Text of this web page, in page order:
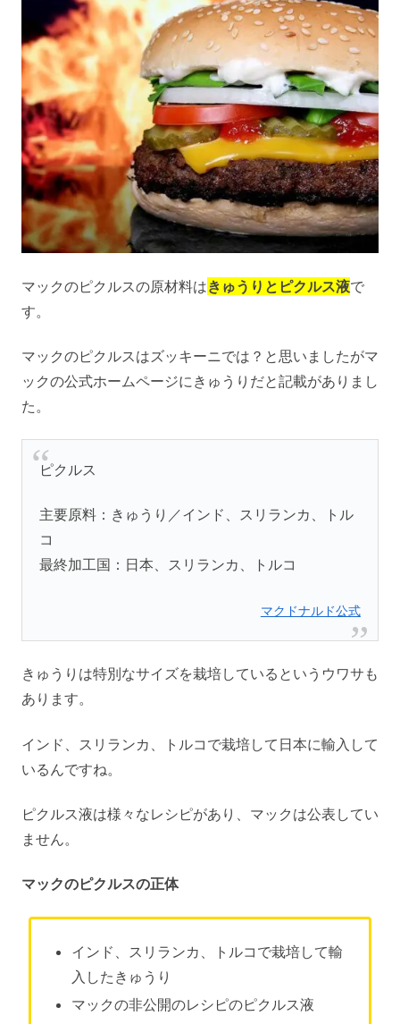
マックのピクルスの原材料はきゅうりとピクルス液で
す。
マックのピクルスはズッキーニでは？と思いましたがマ
ックの公式ホームページにきゅうりだと記載がありまし
た。
ピクルス
主要原料：きゅうり／インド、スリランカ、トル
コ
最終加工国：日本、スリランカ、トルコ
マクドナルド公式
きゅうりは特別なサイズを栽培しているというウワサも
あります。
インド、スリランカ、トルコで栽培して日本に輸入して
いるんですね。
ピクルス液は様々なレシピがあり、マックは公表してい
ません。
マックのピクルスの正体
インド、スリランカ、トルコで栽培して輸
入したきゅうり
マックの非公開のレシピのピクルス液